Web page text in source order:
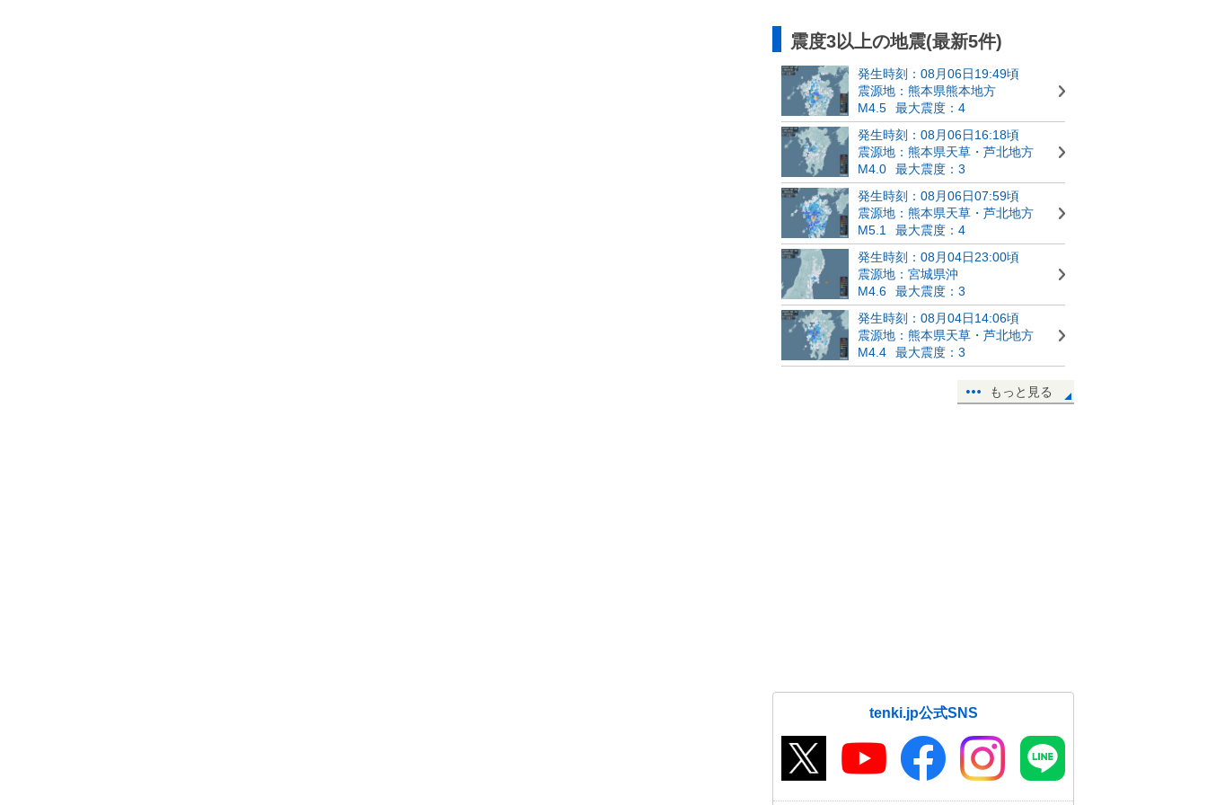
震度3以上の地震(最新5件)
発生時刻：08月06日19:49頃
震源地：熊本県熊本地方
M4.5
最大震度：4
発生時刻：08月06日16:18頃
震源地：熊本県天草・芦北地方
M4.0
最大震度：3
発生時刻：08月06日07:59頃
震源地：熊本県天草・芦北地方
M5.1
最大震度：4
発生時刻：08月04日23:00頃
震源地：宮城県沖
M4.6
最大震度：3
発生時刻：08月04日14:06頃
震源地：熊本県天草・芦北地方
M4.4
最大震度：3
もっと見る
tenki.jp公式SNS